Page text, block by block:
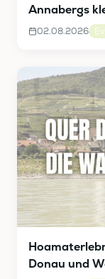
Annabergs
02.08.2026
Donau und